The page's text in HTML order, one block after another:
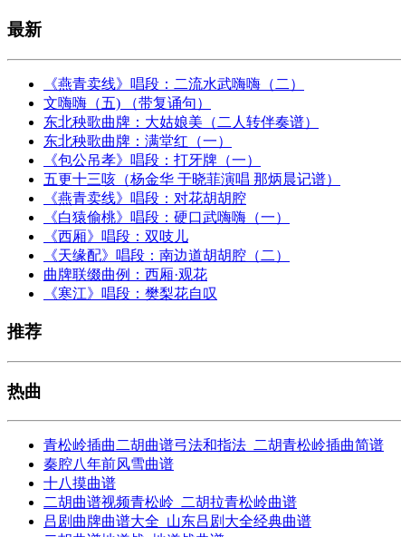
最新
《燕青卖线》唱段：二流水武嗨嗨（二）
文嗨嗨（五) （带复诵句）
东北秧歌曲牌：大姑娘美（二人转伴奏谱）
东北秧歌曲牌：满堂红（一）
《包公吊孝》唱段：打牙牌（一）
五更十三咳（杨金华 于晓菲演唱 那炳晨记谱）
《燕青卖线》唱段：对花胡胡腔
《白猿偷桃》唱段：硬口武嗨嗨（一）
《西厢》唱段：双吱儿
《天缘配》唱段：南边道胡胡腔（二）
曲牌联缀曲例：西厢·观花
《寒江》唱段：樊梨花自叹
推荐
热曲
青松岭插曲二胡曲谱弓法和指法_二胡青松岭插曲简谱
秦腔八年前风雪曲谱
十八摸曲谱
二胡曲谱视频青松岭_二胡拉青松岭曲谱
吕剧曲牌曲谱大全_山东吕剧大全经典曲谱